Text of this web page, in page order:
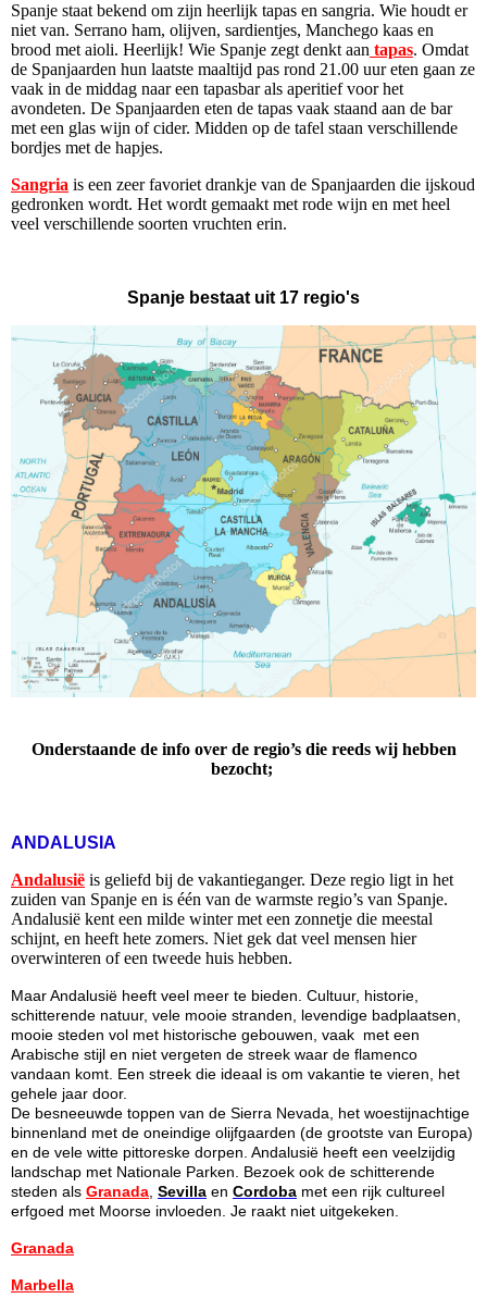
Spanje staat bekend om zijn heerlijk tapas en sangria. Wie houdt er
niet van. Serrano ham, olijven, sardientjes, Manchego kaas en
brood met aioli. Heerlijk! Wie Spanje zegt denkt aan tapas. Omdat
de Spanjaarden hun laatste maaltijd pas rond 21.00 uur eten gaan ze
vaak in de middag naar een tapasbar als aperitief voor het
avondeten. De Spanjaarden eten de tapas vaak staand aan de bar
met een glas wijn of cider. Midden op de tafel staan verschillende
bordjes met de hapjes.
Sangria is een zeer favoriet drankje van de Spanjaarden die ijskoud
gedronken wordt. Het wordt gemaakt met rode wijn en met heel
veel verschillende soorten vruchten erin.
Spanje bestaat uit 17 regio's
Onderstaande de info over de regio’s die reeds wij hebben
bezocht;
ANDALUSIA
Andalusië is geliefd bij de vakantieganger. Deze regio ligt in het
zuiden van Spanje en is één van de warmste regio’s van Spanje.
Andalusië kent een milde winter met een zonnetje die meestal
schijnt, en heeft hete zomers. Niet gek dat veel mensen hier
overwinteren of een tweede huis hebben.
Maar Andalusië heeft veel meer te bieden. Cultuur, historie,
schitterende natuur, vele mooie stranden, levendige badplaatsen,
mooie steden vol met historische gebouwen, vaak met een
Arabische stijl en niet vergeten de streek waar de flamenco
vandaan komt. Een streek die ideaal is om vakantie te vieren, het
gehele jaar door.
De besneeuwde toppen van de Sierra Nevada, het woestijnachtige
binnenland met de oneindige olijfgaarden (de grootste van Europa)
en de vele witte pittoreske dorpen. Andalusië heeft een veelzijdig
landschap met Nationale Parken. Bezoek ook de schitterende
steden als Granada, Sevilla en Cordoba met een rijk cultureel
erfgoed met Moorse invloeden. Je raakt niet uitgekeken.
Granada
Marbella